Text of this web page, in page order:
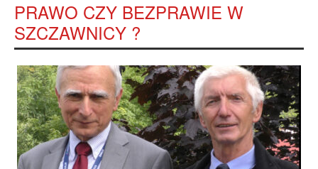
PRAWO CZY BEZPRAWIE W
SZCZAWNICY ?